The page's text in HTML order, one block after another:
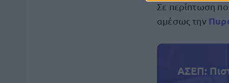
Σε περίπτωση
αμέσως την
ΑΣΕΠ: